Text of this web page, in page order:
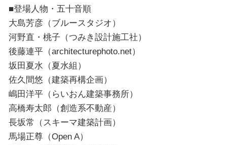
■登場人物・五十音順
大島芳彦（ブルースタジオ）
河野直・桃子（つみき設計施工社）
後藤連平（architecturephoto.net）
坂田夏水（夏水組）
佐久間悠（建築再構企画）
嶋田洋平（らいおん建築事務所）
高橋寿太郎（創造系不動産）
長坂常（スキーマ建築計画）
馬場正尊（Open A）